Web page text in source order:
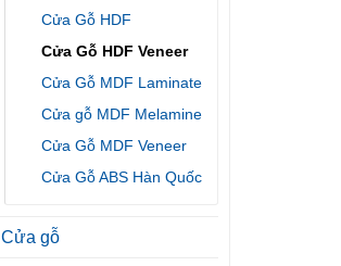
Cửa Gỗ HDF
Cửa Gỗ HDF Veneer
Cửa Gỗ MDF Laminate
Cửa gỗ MDF Melamine
Cửa Gỗ MDF Veneer
Cửa Gỗ ABS Hàn Quốc
Cửa gỗ